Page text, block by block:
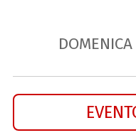
DOMENICA